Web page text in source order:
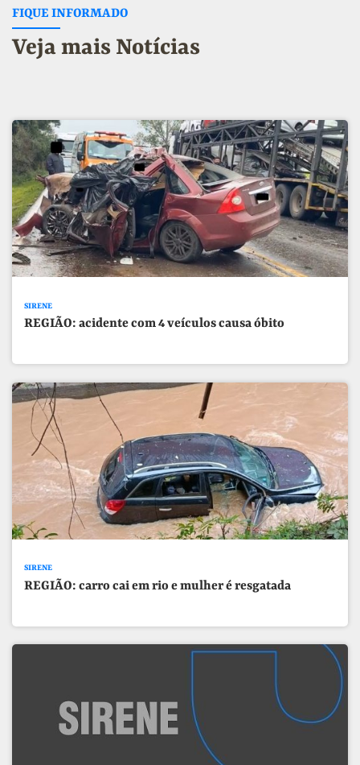
FIQUE INFORMADO
Veja mais Notícias
SIRENE
REGIÃO: acidente com 4 veículos causa óbito
SIRENE
REGIÃO: carro cai em rio e mulher é resgatada